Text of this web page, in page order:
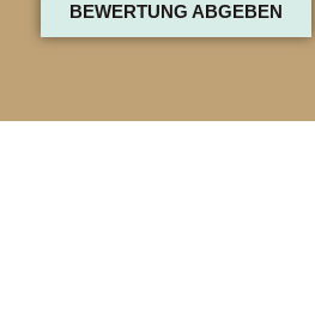
BEWERTUNG ABGEBEN